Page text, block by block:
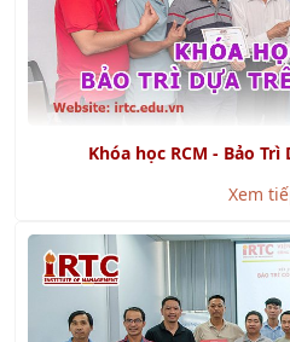
Khóa học RCM - Bảo
Xem